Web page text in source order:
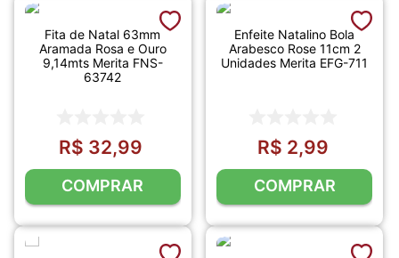
Fita de Natal 63mm
Aramada Rosa e Ouro
9,14mts Merita FNS-
63742
R$ 32,99
COMPRAR
Enfeite Natalino Bola
Arabesco Rose 11cm 2
Unidades Merita EFG-711
R$ 2,99
COMPRAR